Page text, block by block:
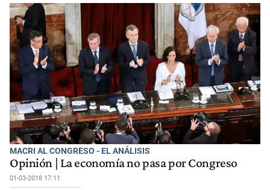
MACRI AL CONGRESO - EL ANÁLISIS
Opinión | La economía no pasa por Congreso
01-03-2018 17:11